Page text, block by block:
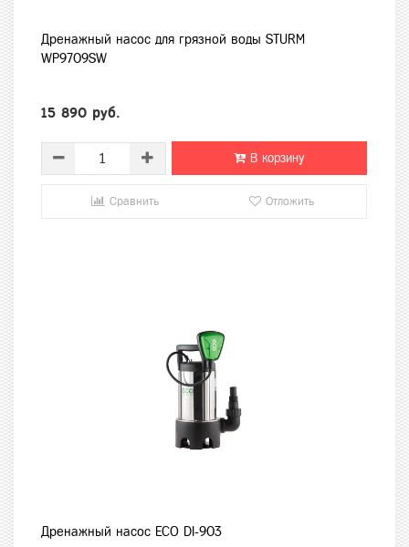
Дренажный насос для грязной воды STURM
WP9709SW
15 890 руб.
В корзину
Сравнить Отложить
Дренажный насос ECO DI-903